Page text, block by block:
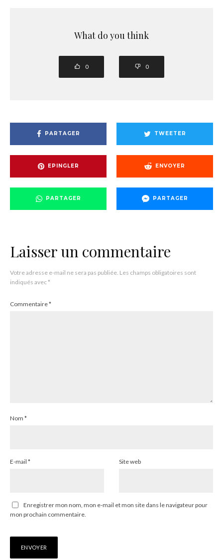
What do you think
0 0
PARTAGER TWEETER
EPINGLER ENVOYER
PARTAGER PARTAGER
Laisser un commentaire
Votre adresse e-mail ne sera pas publiée. Les champs obligatoires sont
indiqués avec*
Commentaire*
Nom *
E-mail * Site web
Enregistrer mon nom, mon e-mail et mon site dans le navigateur pour
mon prochain commentaire.